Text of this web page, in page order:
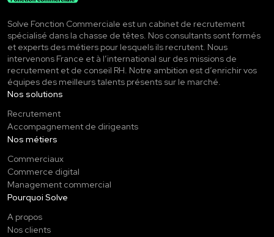
Solve Fonction Commerciale est un cabinet de recrutement
spécialisé dans la chasse de têtes. Nos consultants sont formés
et experts des métiers pour lesquels ils recrutent. Nous
intervenons France et à l’international sur des missions de
recrutement et de conseil RH. Notre ambition est d’enrichir vos
équipes des meilleurs talents présents sur le marché.
Nos solutions
Recrutement
Accompagnement de dirigeants
Nos métiers
Commerciaux
Commerce digital
Management commercial
Pourquoi Solve
A propos
Nos clients